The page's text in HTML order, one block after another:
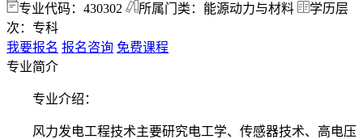
专业代码：430302 所属门类：能源动力与材料
学历层
次：专科
我要报名 报名咨询 免费课程
专业简介
专业介绍：
风力发电工程技术主要研究电工学、传感器技术、高电压